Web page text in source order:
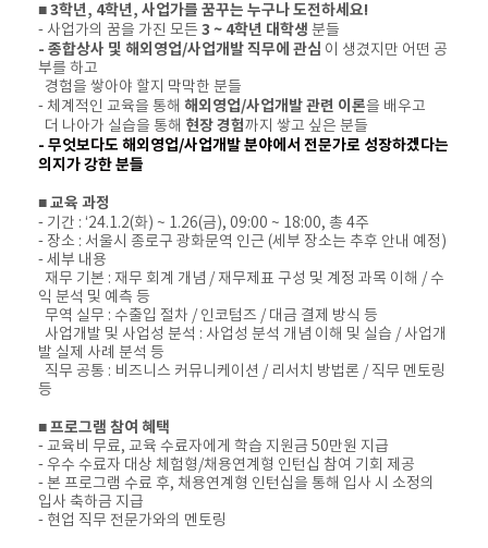
■ 3학년, 4학년, 사업가를 꿈꾸는 누구나 도전하세요!
- 사업가의 꿈을 가진 모든 3 ~ 4학년 대학생 분들
- 종합상사 및 해외영업/사업개발 직무에 관심 이 생겼지만 어떤 공
부를 하고
경험을 쌓아야 할지 막막한 분들
- 체계적인 교육을 통해 해외영업/사업개발 관련 이론을 배우고
더 나아가 실습을 통해 현장 경험까지 쌓고 싶은 분들
- 무엇보다도 해외영업/사업개발 분야에서 전문가로 성장하겠다는
의지가 강한 분들
■ 교육 과정
- 기간 : ‘24.1.2(화) ~ 1.26(금), 09:00 ~ 18:00, 총 4주
- 장소 : 서울시 종로구 광화문역 인근 (세부 장소는 추후 안내 예정)
- 세부 내용
재무 기본 : 재무 회계 개념 / 재무제표 구성 및 계정 과목 이해 / 수
익 분석 및 예측 등
무역 실무 : 수출입 절차 / 인코텀즈 / 대금 결제 방식 등
사업개발 및 사업성 분석 : 사업성 분석 개념 이해 및 실습 / 사업개
발 실제 사례 분석 등
직무 공통 : 비즈니스 커뮤니케이션 / 리서치 방법론 / 직무 멘토링
등
■ 프로그램 참여 혜택
- 교육비 무료, 교육 수료자에게 학습 지원금 50만원 지급
- 우수 수료자 대상 체험형/채용연계형 인턴십 참여 기회 제공
- 본 프로그램 수료 후, 채용연계형 인턴십을 통해 입사 시 소정의
입사 축하금 지급
- 현업 직무 전문가와의 멘토링